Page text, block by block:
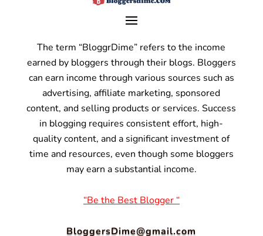
The term “BloggrDime” refers to the income
earned by bloggers through their blogs. Bloggers
can earn income through various sources such as
advertising, affiliate marketing, sponsored
content, and selling products or services. Success
in blogging requires consistent effort, high-
quality content, and a significant investment of
time and resources, even though some bloggers
may earn a substantial income.
“Be the Best Blogger “
BloggersDime@gmail.com